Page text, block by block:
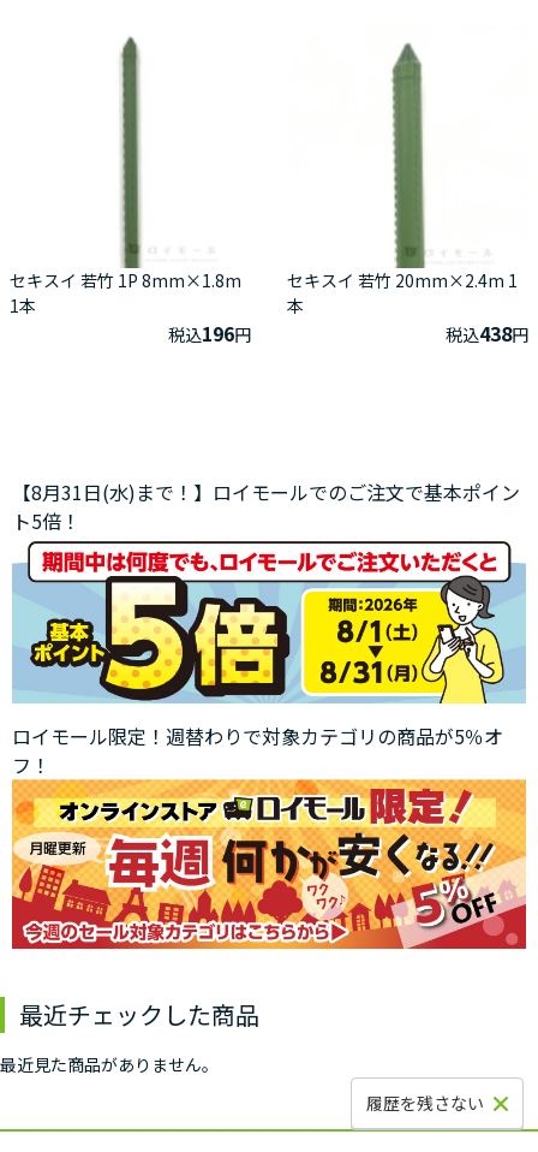
セキスイ 若竹 1P 8mm×1.8m
1本
税込196円
セキスイ 若竹 20mm×2.4m 1
本
税込438円
【8月31日(水)まで！】ロイモールでのご注文で基本ポイン
ト5倍！
ロイモール限定！週替わりで対象カテゴリの商品が5％オ
フ！
最近チェックした商品
最近見た商品がありません。
履歴を残さない